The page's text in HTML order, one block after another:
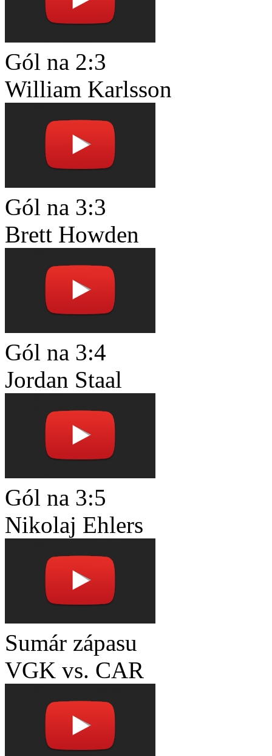
Gól na 2:3
William Karlsson
Gól na 3:3
Brett Howden
Gól na 3:4
Jordan Staal
Gól na 3:5
Nikolaj Ehlers
Sumár zápasu
VGK vs. CAR